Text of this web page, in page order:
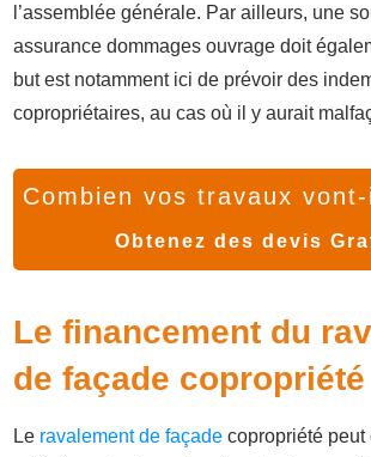
l’assemblée générale. Par ailleurs, une
assurance dommages ouvrage doit
but est notamment ici de prévoir des
copropriétaires, au cas où il y aurait
Combien vos travaux
Obtenez des devis
Le financement du
de façade copropriété
Le ravalement de façade copropriété